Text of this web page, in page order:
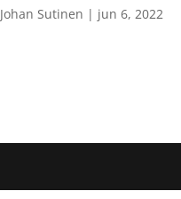
Johan Sutinen | jun 6, 2022